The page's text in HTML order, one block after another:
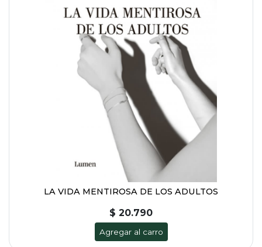
LA VIDA MENTIROSA DE LOS ADULTOS
$ 20.790
Agregar al carro